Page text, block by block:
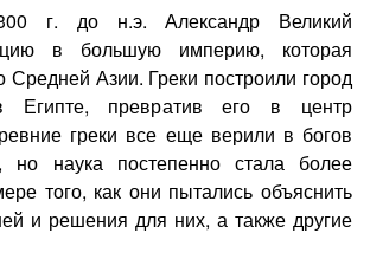
г. до н.э. Александр Великий
в большую империю, которая
Средней Азии. Греки построили город
Египте, превратив его в центр
греки все еще верили в богов
но наука постепенно стала более
того, как они пытались объяснить
и решения для них, а также другие